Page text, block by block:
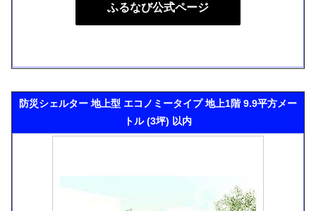
ふるなび公式ページ
防災シェルター 地上型 エコノミータイプ 地上1階 9.9平方メー
トル (3坪) 以内